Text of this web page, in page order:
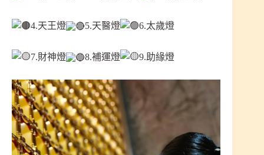
4.天王燈 5.天醫燈 6.太歲燈
7.財神燈 8.補運燈 9.助緣燈